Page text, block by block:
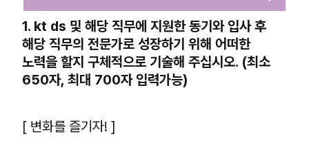
1. kt ds 및 해당 직무에 지원한 동기와 입사 후
해당 직무의 전문가로 성장하기 위해 어떠한
노력을 할지 구체적으로 기술해 주십시오. (최소
650자, 최대 700자 입력가능)
[ 변화를 즐기자! ]